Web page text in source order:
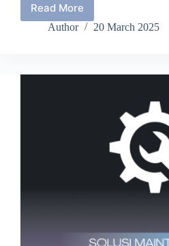
Read More
Apa
Itu
CMMS?
Author 20 March 2025